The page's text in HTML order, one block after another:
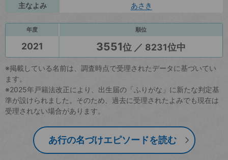
主なよみ あさき
年度 順位
2021 3551位 ／ 8231位中
※掲載している名前は、調査時点で受理されたデータに基づいてい
ます。
※2025年戸籍法改正により、出生届の「ふりがな」に新たな判定基
準が設けられました。そのため、過去に受理されたよみでも現在は
受理されない場合があります。
あ行の名づけエピソードを読む